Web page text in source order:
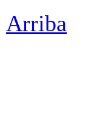
Arriba